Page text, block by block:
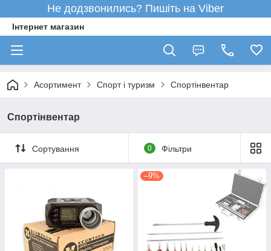
Не додзвонились? Пишіть на Viber
Інтернет магазин
Асортимент Спорт і туризм Спортінвентар
Спортінвентар
Сортування 0 Фільтри
–9%